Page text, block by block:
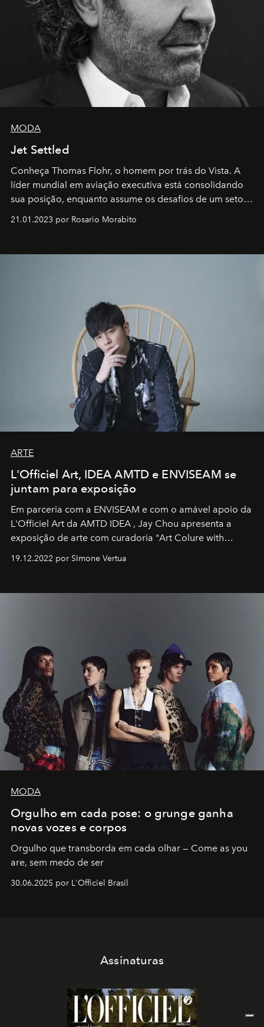
MODA
Jet Settled
Conheça Thomas Flohr, o homem por trás do Vista. A
líder mundial em aviação executiva está consolidando
sua posição, enquanto assume os desafios de um setor
21.01.2023 por Rosario Morabito
ARTE
L'Officiel Art, IDEA AMTD e ENVISEAM se
juntam para exposição
Em parceria com a ENVISEAM e com o amável apoio da
L'Officiel Art da AMTD IDEA , Jay Chou apresenta a
exposição de arte com curadoria "Art Colure with
19.12.2022 por SImone Vertua
MODA
Orgulho em cada pose: o grunge ganha
novas vozes e corpos
Orgulho que transborda em cada olhar — Come as you
are, sem medo de ser
30.06.2025 por L'Officiel Brasil
Assinaturas